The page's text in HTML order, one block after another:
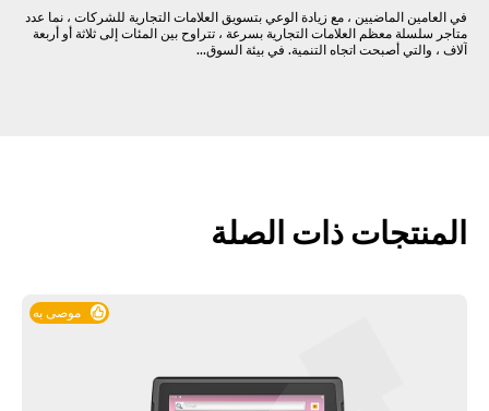
في العامين الماضيين ، مع زيادة الوعي بتسويق العلامات التجارية للشركات ، نما عدد
متاجر سلسلة معظم العلامات التجارية بسرعة ، تتراوح بين المئات إلى ثلاثة أو أربعة
آلاف ، والتي أصبحت اتجاه التنمية. في بيئة السوق...
المنتجات ذات الصلة
موصى به